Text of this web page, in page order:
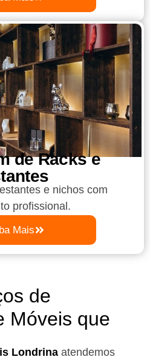
de Racks e
e nichos com
profissional.
Mais
de
Móveis que
Londrina atendemos